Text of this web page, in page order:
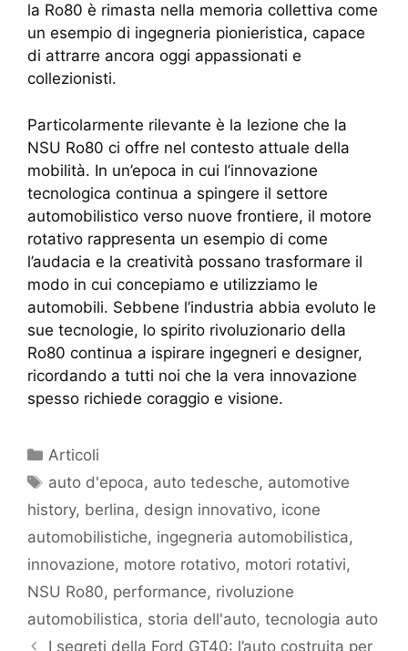
la Ro80 è rimasta nella memoria collettiva come
un esempio di ingegneria pionieristica, capace
di attrarre ancora oggi appassionati e
collezionisti.
Particolarmente rilevante è la lezione che la
NSU Ro80 ci offre nel contesto attuale della
mobilità. In un’epoca in cui l’innovazione
tecnologica continua a spingere il settore
automobilistico verso nuove frontiere, il motore
rotativo rappresenta un esempio di come
l’audacia e la creatività possano trasformare il
modo in cui concepiamo e utilizziamo le
automobili. Sebbene l’industria abbia evoluto le
sue tecnologie, lo spirito rivoluzionario della
Ro80 continua a ispirare ingegneri e designer,
ricordando a tutti noi che la vera innovazione
spesso richiede coraggio e visione.
Articoli
auto d'epoca, auto tedesche, automotive
history, berlina, design innovativo, icone
automobilistiche, ingegneria automobilistica,
innovazione, motore rotativo, motori rotativi,
NSU Ro80, performance, rivoluzione
automobilistica, storia dell'auto, tecnologia auto
I segreti della Ford GT40: l’auto costruita per